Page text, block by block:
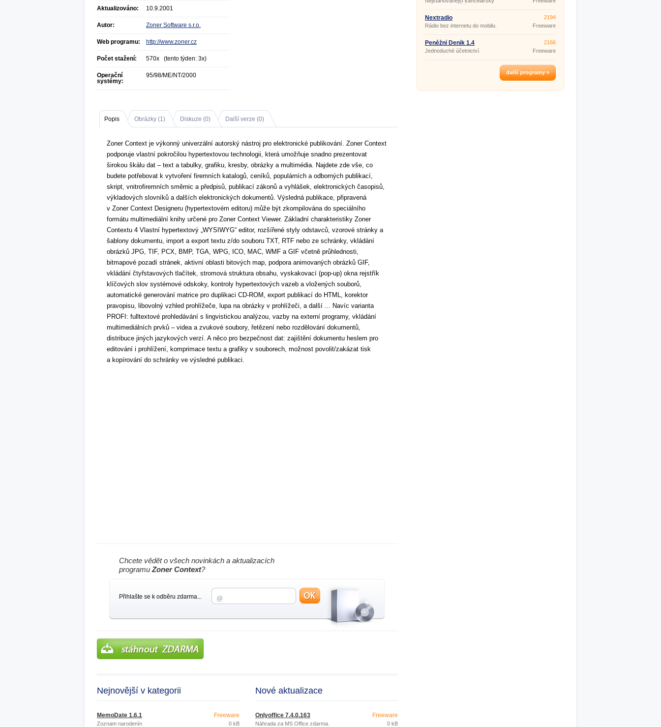
Aktualizováno: 10.9.2001
Autor: Zoner Software s.r.o.
Web programu: http://www.zoner.cz
Počet stažení: 570x (tento týden: 3x)
Operační
systémy:
95/98/ME/NT/2000
Popis Obrázky (1) Diskuze (0) Další verze (0)
Zoner Context je výkonný univerzální autorský nástroj pro elektronické publikování. Zoner Context
podporuje vlastní pokročilou hypertextovou technologii, která umožňuje snadno prezentovat
širokou škálu dat – text a tabulky, grafiku, kresby, obrázky a multimédia. Najdete zde vše, co
budete potřebovat k vytvoření firemních katalogů, ceníků, populárních a odborných publikací,
skript, vnitrofiremních směrnic a předpisů, publikací zákonů a vyhlášek, elektronických časopisů,
výkladových slovníků a dalších elektronických dokumentů. Výsledná publikace, připravená
v Zoner Context Designeru (hypertextovém editoru) může být zkompilována do speciálního
formátu multimediální knihy určené pro Zoner Context Viewer. Základní charakteristiky Zoner
Contextu 4 Vlastní hypertextový „WYSIWYG“ editor, rozšířené styly odstavců, vzorové stránky a
šablony dokumentu, import a export textu z/do souboru TXT, RTF nebo ze schránky, vkládání
obrázků JPG, TIF, PCX, BMP, TGA, WPG, ICO, MAC, WMF a GIF včetně průhlednosti,
bitmapové pozadí stránek, aktivní oblasti bitových map, podpora animovaných obrázků GIF,
vkládání čtyřstavových tlačítek, stromová struktura obsahu, vyskakovací (pop-up) okna rejstřík
klíčových slov systémové odskoky, kontroly hypertextových vazeb a vložených souborů,
automatické generování matrice pro duplikaci CD-ROM, export publikací do HTML, korektor
pravopisu, libovolný vzhled prohlížeče, lupa na obrázky v prohlížeči, a další ... Navíc varianta
PROFI: fulltextové prohledávání s lingvistickou analýzou, vazby na externí programy, vkládání
multimediálních prvků – videa a zvukové soubory, řetězení nebo rozdělování dokumentů,
distribuce jiných jazykových verzí. A něco pro bezpečnost dat: zajištění dokumentu heslem pro
editování i prohlížení, komprimace textu a grafiky v souborech, možnost povolit/zakázat tisk
a kopírování do schránky ve výsledné publikaci.
Chcete vědět o všech novinkách a aktualizacích
programu Zoner Context?
Přihlašte se k odběru zdarma...
Nejnovější v kategorii
MemoDate 1.6.1
Zoznam narodenín
Freeware
0 kB
Nové aktualizace
Onlyoffice 7.4.0.163
Náhrada za MS Office zdarma.
Freeware
0 kB
přesnosti, rychlosti a efektivnosti
program na světě.
Nextradio
Rádio bez internetu do mobilu.
2194
Freeware
Peněžní Deník 1.4
Jednoduché účetnictví.
2166
Freeware
další programy »